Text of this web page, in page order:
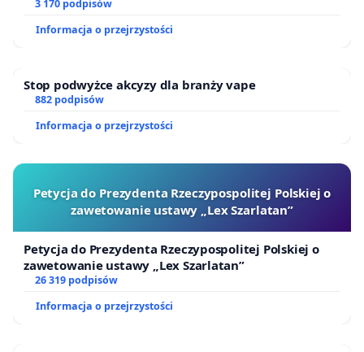
finansowej kluczowych urzędników i sędziów
3 170 podpisów
Informacja o przejrzystości
Stop podwyżce akcyzy dla branży vape
882 podpisów
Informacja o przejrzystości
Petycja do Prezydenta Rzeczypospolitej Polskiej o
zawetowanie ustawy „Lex Szarlatan”
Petycja do Prezydenta Rzeczypospolitej Polskiej o
zawetowanie ustawy „Lex Szarlatan”
26 319 podpisów
Informacja o przejrzystości